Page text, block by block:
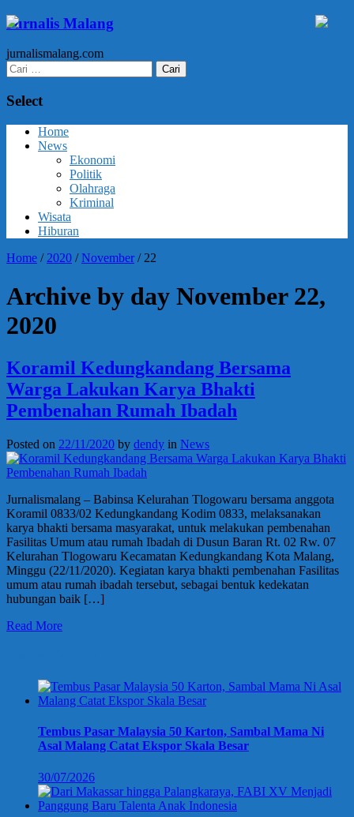
Jurnalis Malang
jurnalismalang.com
Cari
untuk:
Select
Home
News
Ekonomi
Politik
Olahraga
Kriminal
Wisata
Hiburan
Home / 2020 /November / 22
Archive by day November 22,
2020
Koramil Kedungkandang Bersama
Warga Lakukan Karya Bhakti
Pembenahan Rumah Ibadah
Posted on 22/11/2020 by dendy in News
Jurnalismalang – Babinsa Kelurahan Tlogowaru bersama anggota
Koramil 0833/02 Kedungkandang Kodim 0833, melaksanakan
karya bhakti bersama masyarakat, untuk melakukan pembenahan
Fasilitas Umum atau rumah Ibadah di Dusun Baran Rt. 02 Rw. 07
Kelurahan Tlogowaru Kecamatan Kedungkandang Kota Malang,
Minggu (22/11/2020). Kegiatan karya bhakti pembenahan Fasilitas
umum atau rumah ibadah tersebut, sebagai bentuk kedekatan
hubungan baik […]
Read More
Tembus Pasar Malaysia 50 Karton, Sambal Mama Ni
Asal Malang Catat Ekspor Skala Besar
30/07/2026